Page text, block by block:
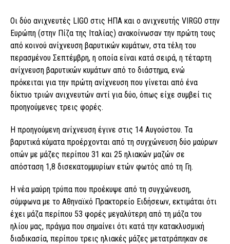
Οι δύο ανιχνευτές LIGO στις ΗΠΑ και ο ανιχνευτής VIRGO στην
Ευρώπη (στην Πίζα της Ιταλίας) ανακοίνωσαν την πρώτη τους
από κοινού ανίχνευση βαρυτικών κυμάτων, στα τέλη του
περασμένου Σεπτέμβρη, η οποία είναι κατά σειρά, η τέταρτη
ανίχνευση βαρυτικών κυμάτων από το διάστημα, ενώ
πρόκειται για την πρώτη ανίχνευση που γίνεται από ένα
δίκτυο τριών ανιχνευτών αντί για δύο, όπως είχε συμβεί τις
προηγούμενες τρεις φορές.
Η προηγούμενη ανίχνευση έγινε στις 14 Αυγούστου. Τα
βαρυτικά κύματα προέρχονται από τη συγχώνευση δύο μαύρων
οπών με μάζες περίπου 31 και 25 ηλιακών μαζών σε
απόσταση 1,8 δισεκατομμυρίων ετών φωτός από τη Γη.
Η νέα μαύρη τρύπα που προέκυψε από τη συγχώνευση,
σύμφωνα με το Αθηναϊκό Πρακτορείο Ειδήσεων, εκτιμάται ότι
έχει μάζα περίπου 53 φορές μεγαλύτερη από τη μάζα του
ηλίου μας, πράγμα που σημαίνει ότι κατά την κατακλυσμική
διαδικασία, περίπου τρεις ηλιακές μάζες μετατράπηκαν σε